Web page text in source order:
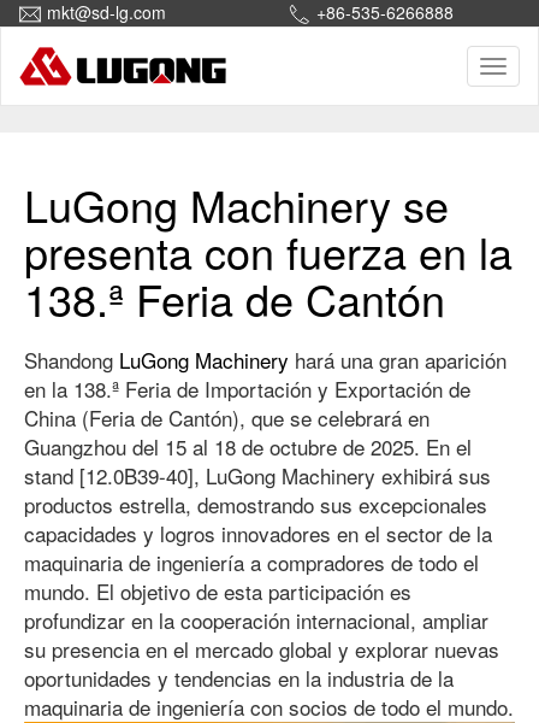
mkt@sd-lg.com +86-535-6266888
LuGong Machinery se
presenta con fuerza en la
138.ª Feria de Cantón
Shandong LuGong Machinery hará una gran aparición
en la 138.ª Feria de Importación y Exportación de
China (Feria de Cantón), que se celebrará en
Guangzhou del 15 al 18 de octubre de 2025. En el
stand [12.0B39-40], LuGong Machinery exhibirá sus
productos estrella, demostrando sus excepcionales
capacidades y logros innovadores en el sector de la
maquinaria de ingeniería a compradores de todo el
mundo. El objetivo de esta participación es
profundizar en la cooperación internacional, ampliar
su presencia en el mercado global y explorar nuevas
oportunidades y tendencias en la industria de la
maquinaria de ingeniería con socios de todo el mundo.